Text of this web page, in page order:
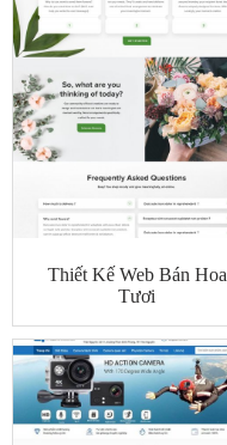
Thiết Kế Web Bán Hoa
Tươi